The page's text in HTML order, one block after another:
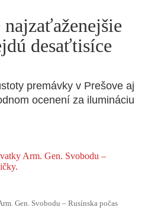
najzaťaženejšie
desaťtisíce
premávky v Prešove aj
ocenení za ilumináciu
Gen. Svobodu – Rusínska počas